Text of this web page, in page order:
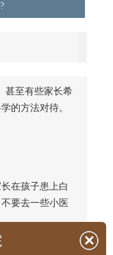
甚至有些家长希
的方法对待。
在孩子患上白
要去一些小医